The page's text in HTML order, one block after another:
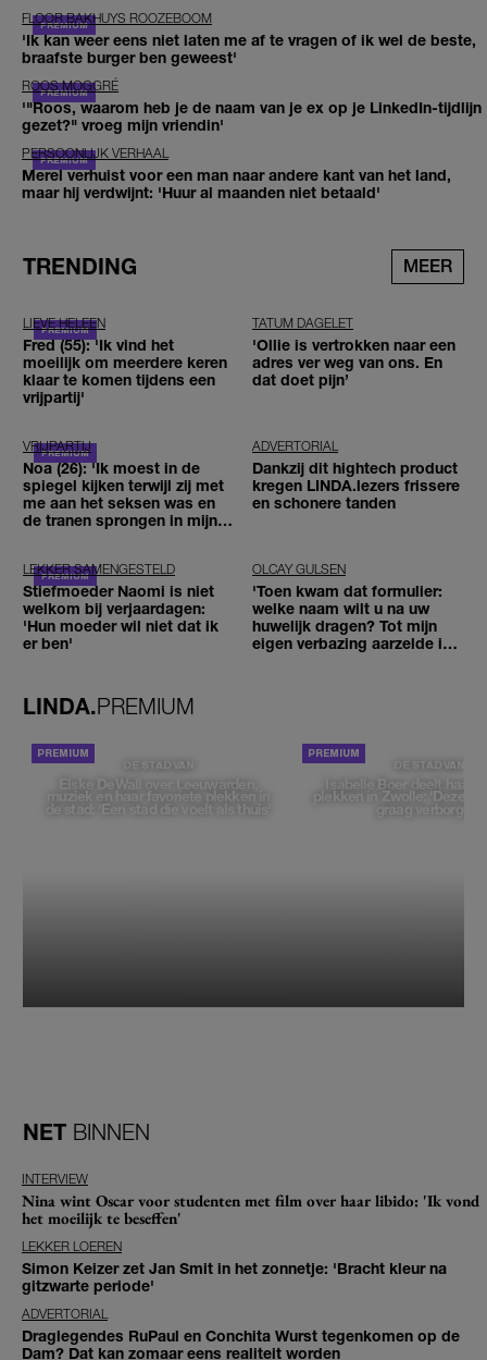
FLOOR BAKHUYS ROOZEBOOM
'Ik kan weer eens niet laten me af te vragen of ik wel de beste,
braafste burger ben geweest'
ROOS MOGGRÉ
'"Roos, waarom heb je de naam van je ex op je LinkedIn-tijdlijn
gezet?" vroeg mijn vriendin'
PERSOONLIJK VERHAAL
Merel verhuist voor een man naar andere kant van het land,
maar hij verdwijnt: 'Huur al maanden niet betaald'
TRENDING MEER
LIEVE HELEEN
Fred (55): 'Ik vind het
moeilijk om meerdere keren
klaar te komen tijdens een
vrijpartij'
TATUM DAGELET
'Ollie is vertrokken naar een
adres ver weg van ons. En
dat doet pijn’
VRIJPARTIJ
Noa (26): 'Ik moest in de
spiegel kijken terwijl zij met
me aan het seksen was en
de tranen sprongen in mijn
ADVERTORIAL
Dankzij dit hightech product
kregen LINDA.lezers frissere
en schonere tanden
LEKKER SAMENGESTELD
Stiefmoeder Naomi is niet
welkom bij verjaardagen:
'Hun moeder wil niet dat ik
er ben'
OLCAY GULSEN
'Toen kwam dat formulier:
welke naam wilt u na uw
huwelijk dragen? Tot mijn
eigen verbazing aarzelde ik
LINDA.PREMIUM
DE STAD VAN
Elske DeWall over Leeuwarden,
muziek en haar favoriete plekken in
de stad: 'Een stad die voelt als thuis'
DE STAD VAN
Isabelle Boer deelt haar
plekken in Zwolle: 'Deze
graag verborgen'
NET BINNEN
INTERVIEW
Nina wint Oscar voor studenten met film over haar libido: 'Ik vond
het moeilijk te beseffen'
LEKKER LOEREN
Simon Keizer zet Jan Smit in het zonnetje: 'Bracht kleur na
gitzwarte periode'
ADVERTORIAL
Draglegendes RuPaul en Conchita Wurst tegenkomen op de
Dam? Dat kan zomaar eens realiteit worden